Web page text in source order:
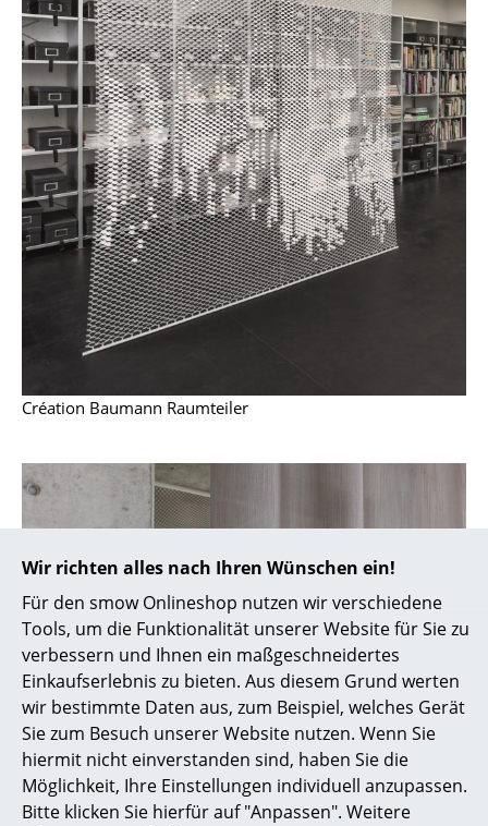
Wir richten alles nach Ihren Wünschen ein!
Für den smow Onlineshop nutzen wir verschiedene
Tools, um die Funktionalität unserer Website für Sie zu
verbessern und Ihnen ein maßgeschneidertes
Einkaufserlebnis zu bieten. Aus diesem Grund werten
wir bestimmte Daten aus, zum Beispiel, welches Gerät
Sie zum Besuch unserer Website nutzen. Wenn Sie
hiermit nicht einverstanden sind, haben Sie die
Möglichkeit, Ihre Einstellungen individuell anzupassen.
Bitte klicken Sie hierfür auf "Anpassen". Weitere
Verner Panton
... alle Designer A-Z
Themen
Neu bei smow
Inspiration
Special Editions
Designklassiker
Frauen im Design
Midcentury Design
Skandinavisches Design
Italienisches Design
Natürliche Materialien
Farbwelten
Das Original
Geschenkideen
Angebote
Création Baumann Raumteiler